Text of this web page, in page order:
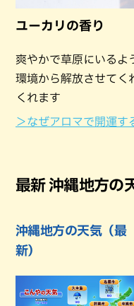
ユーカリの香り
爽やかで草原にいるよ
環境から解放させてく
くれます
＞なぜアロマで開運す
最新 沖縄地方の
沖縄地方の天気（最
新）